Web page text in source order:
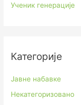
Ученик генерације
Категорије
Јавне набавке
Некатегоризовано